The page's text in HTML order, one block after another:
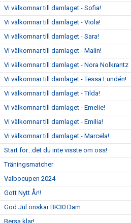
Vi välkomnar till damlaget - Sofia!
Vi välkomnar till damlaget - Viola!
Vi välkomnar till damlaget - Sara!
Vi välkomnar till damlaget - Malin!
Vi välkomnar till damlaget - Nora Nolkrantz
Vi välkomnar till damlaget - Tessa Lundén!
Vi välkomnar till damlaget - Tilda!
Vi välkomnar till damlaget - Emelie!
Vi välkomnar till damlaget - Emilia!
Vi välkomnar till damlaget - Marcela!
Start för...det du inte visste om oss!
Träningsmatcher
Valbocupen 2024
Gott Nytt År!!
God Jul önskar BK30 Dam
Bersa klar!